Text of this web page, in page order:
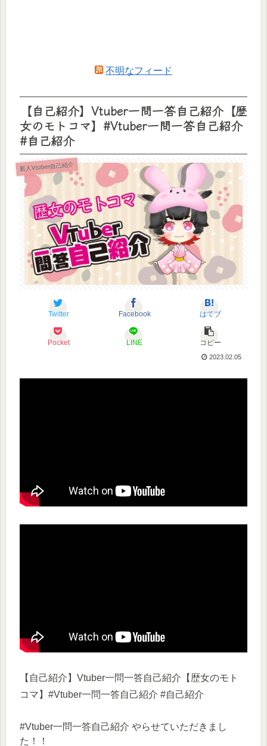
不明なフィード
【自己紹介】Vtuber一問一答自己紹介【歴
女のモトコマ】#Vtuber一問一答自己紹介
#自己紹介
新人Vtuber自己紹介
Twitter Facebook はてブ
Pocket LINE コピー
2023.02.05
【自己紹介】Vtuber一問一答自己紹介【歴女のモト
コマ】#Vtuber一問一答自己紹介 #自己紹介
#Vtuber一問一答自己紹介 やらせていただきまし
た！！